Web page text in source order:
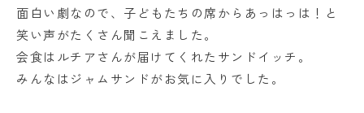
面白い劇なので、子どもたちの席からあっはっは！と
笑い声がたくさん聞こえました。
会食はルチアさんが届けてくれたサンドイッチ。
みんなはジャムサンドがお気に入りでした。